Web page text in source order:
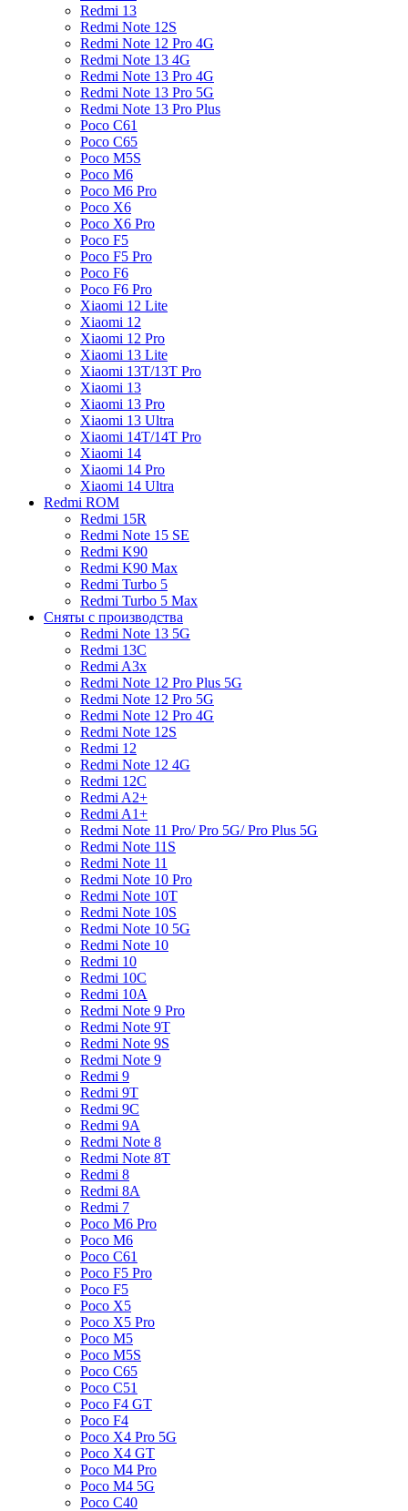
Redmi 13
Redmi Note 12S
Redmi Note 12 Pro 4G
Redmi Note 13 4G
Redmi Note 13 Pro 4G
Redmi Note 13 Pro 5G
Redmi Note 13 Pro Plus
Poco C61
Poco C65
Poco M5S
Poco M6
Poco M6 Pro
Poco X6
Poco X6 Pro
Poco F5
Poco F5 Pro
Poco F6
Poco F6 Pro
Xiaomi 12 Lite
Xiaomi 12
Xiaomi 12 Pro
Xiaomi 13 Lite
Xiaomi 13T/13T Pro
Xiaomi 13
Xiaomi 13 Pro
Xiaomi 13 Ultra
Xiaomi 14T/14T Pro
Xiaomi 14
Xiaomi 14 Pro
Xiaomi 14 Ultra
Redmi ROM
Redmi 15R
Redmi Note 15 SE
Redmi K90
Redmi K90 Max
Redmi Turbo 5
Redmi Turbo 5 Max
Сняты с производства
Redmi Note 13 5G
Redmi 13C
Redmi A3x
Redmi Note 12 Pro Plus 5G
Redmi Note 12 Pro 5G
Redmi Note 12 Pro 4G
Redmi Note 12S
Redmi 12
Redmi Note 12 4G
Redmi 12C
Redmi A2+
Redmi A1+
Redmi Note 11 Pro/ Pro 5G/ Pro Plus 5G
Redmi Note 11S
Redmi Note 11
Redmi Note 10 Pro
Redmi Note 10T
Redmi Note 10S
Redmi Note 10 5G
Redmi Note 10
Redmi 10
Redmi 10C
Redmi 10A
Redmi Note 9 Pro
Redmi Note 9T
Redmi Note 9S
Redmi Note 9
Redmi 9
Redmi 9T
Redmi 9C
Redmi 9A
Redmi Note 8
Redmi Note 8T
Redmi 8
Redmi 8A
Redmi 7
Poco M6 Pro
Poco M6
Poco C61
Poco F5 Pro
Poco F5
Poco X5
Poco X5 Pro
Poco M5
Poco M5S
Poco C65
Poco C51
Poco F4 GT
Poco F4
Poco X4 Pro 5G
Poco X4 GT
Poco M4 Pro
Poco M4 5G
Poco C40